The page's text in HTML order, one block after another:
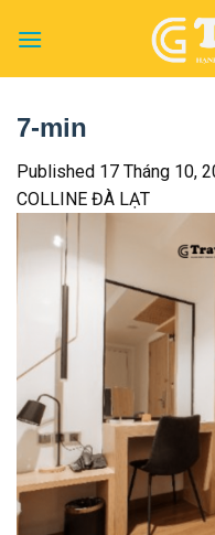
7-min
Published 17 Tháng 10,
COLLINE ĐÀ LẠT